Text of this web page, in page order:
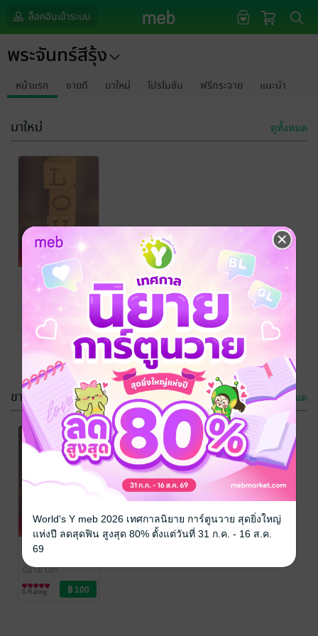
ล็อกอินเข้าระบบ
พระจันทร์สีรุ้ง
หน้าแรก ขายดี มาใหม่ โปรโมชัน ฟรีกระจาย แนะนำ
มาใหม่ ดูทั้งหมด
Love...รักได้ไง
พระจันทร์สีรุ้ง. /
พระจันทร์สีรุ้ง
นิยาย Girl
6 Rating
ขายดี ดูทั้งหมด
Love...รักได้ไง
พระจันทร์สีรุ้ง.
พระจันทร์สีรุ้ง
นิยาย Girl
Love/Yuri
6 Rating
World's Y meb 2026 เทศกาลนิยาย การ์ตูนวาย สุดยิ่งใหญ่
แห่งปี ลดสุดฟิน สูงสุด 80% ตั้งแต่วันที่ 31 ก.ค. - 16 ส.ค.
69